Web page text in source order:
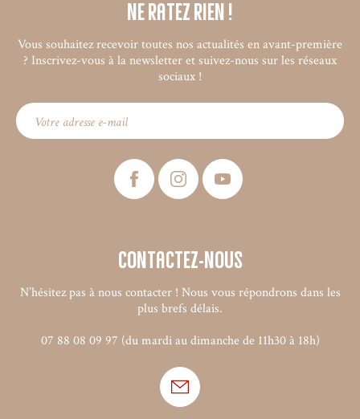
Ne ratez rien !
Vous souhaitez recevoir toutes nos actualités en avant-première
? Inscrivez-vous à la newsletter et suivez-nous sur les réseaux
sociaux !
Contactez-nous
N’hésitez pas à nous contacter ! Nous vous répondrons dans les
plus brefs délais.
07 88 08 09 97 (du mardi au dimanche de 11h30 à 18h)